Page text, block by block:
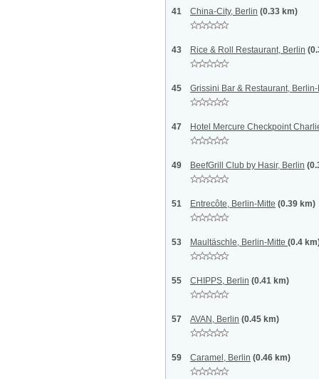
41 China-City, Berlin (0.33 km)
43 Rice & Roll Restaurant, Berlin
45 Grissini Bar & Restaurant,
47 Hotel Mercure Checkpoint
49 BeefGrill Club by Hasir, Berlin
51 Entrecôte, Berlin-Mitte (0.39 km)
53 Maultäschle, Berlin-Mitte (0.4
55 CHIPPS, Berlin (0.41 km)
57 AVAN, Berlin (0.45 km)
59 Caramel, Berlin (0.46 km)